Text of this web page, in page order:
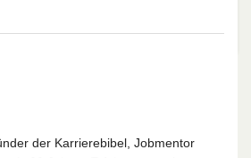
der Karrierebibel, Jobmentor